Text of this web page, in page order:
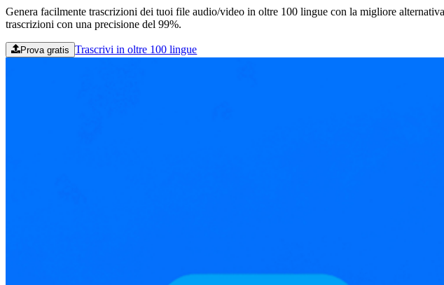
Genera facilmente trascrizioni dei tuoi file audio/video in oltre 100 lingue con la migliore
trascrizioni con una precisione del 99%.
Prova gratis Trascrivi in oltre 100 lingue